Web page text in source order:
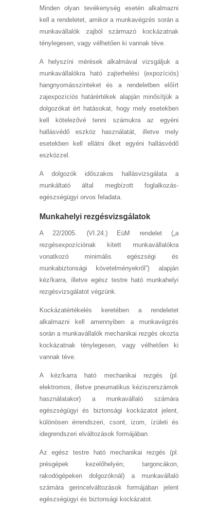
Minden olyan tevékenység esetén alkalmazni
kell a rendeletet, amikor a munkavégzés során a
munkavállalók zajból származó kockázatnak
ténylegesen, vagy vélhetően ki vannak téve.
A helyszíni mérések alkalmával vizsgáljuk a
munkavállalókra ható zajterhelési (expozíciós)
hangnyomásszinteket és a rendeletben előírt
zajexpozíciós határértékek alapján minősítjük a
dolgozókat ért hatásokat, hogy mely esetekben
kell kötelezővé tenni számukra az egyéni
hallásvédő eszköz használatát, illetve mely
esetekben kell ellátni őket egyéni hallásvédő
eszközzel.
A dolgozók időszakos hallásvizsgálata a
munkáltató által megbízott foglalkozás-
egészségügyi orvos feladata.
Munkahelyi rezgésvizsgálatok
A 22/2005. (VI.24.) EüM rendelet („a
rezgésexpozíciónak kitett munkavállalókra
vonatkozó minimális egészségi és
munkabiztonsági követelményekről”) alapján
kéz/karra, illetve egész testre ható munkahelyi
rezgésvizsgálatot végzünk.
Kockázatértékelés keretében a rendeletet
alkalmazni kell amennyiben a munkavégzés
során a munkavállalók mechanikai rezgés okozta
kockázatnak ténylegesen, vagy vélhetően ki
vannak téve.
A kéz/karra ható mechanikai rezgés (pl.
elektromos, illetve pneumatikus kéziszerszámok
használatakor) a munkavállaló számára
egészségügyi és biztonsági kockázatot jelent,
különösen érrendszeri, csont, izom, ízületi és
idegrendszeri elváltozások formájában.
Az egész testre ható mechanikai rezgés (pl.
présgépek kezelőhelyén; targoncákon,
rakodógépeken dolgozóknál) a munkavállaló
számára gerincelváltozások formájában jelent
egészségügyi és biztonsági kockázatot.